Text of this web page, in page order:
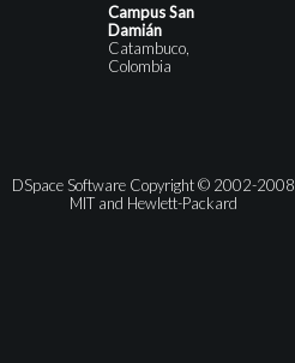
Campus San
Damián
Catambuco,
Colombia
DSpace Software Copyright © 2002-2008
MIT and Hewlett-Packard